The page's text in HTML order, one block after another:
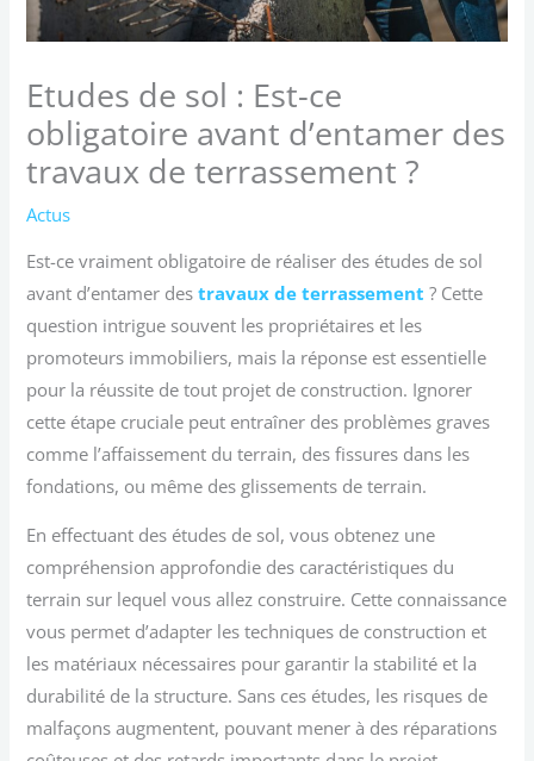
Etudes de sol : Est-ce
obligatoire avant d’entamer des
travaux de terrassement ?
Actus
Est-ce vraiment obligatoire de réaliser des études de sol
avant d’entamer destravaux de terrassement ? Cette
question intrigue souvent les propriétaires et les
promoteurs immobiliers, mais la réponse est essentielle
pour la réussite de tout projet de construction. Ignorer
cette étape cruciale peut entraîner des problèmes graves
comme l’affaissement du terrain, des fissures dans les
fondations, ou même des glissements de terrain.
En effectuant des études de sol, vous obtenez une
compréhension approfondie des caractéristiques du
terrain sur lequel vous allez construire. Cette connaissance
vous permet d’adapter les techniques de construction et
les matériaux nécessaires pour garantir la stabilité et la
durabilité de la structure. Sans ces études, les risques de
malfaçons augmentent, pouvant mener à des réparations